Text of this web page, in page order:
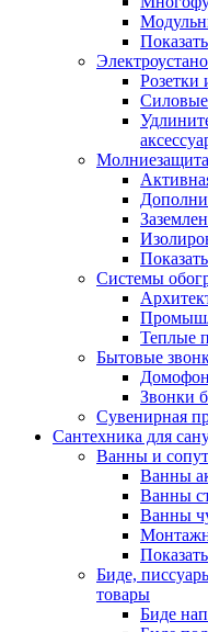
Розетки
Молниезащита
Системы
Теплые
Бытовые
Звонки
Сувенирная
Сантехника для
Ванны и
Ванны
Ванны
Ванны
Биде,
товары
Биде